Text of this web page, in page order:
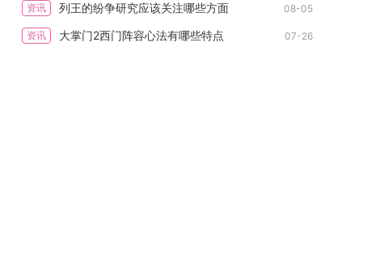
资讯 列王的纷争研究应该关注哪些方面 08-05
资讯 大掌门2西门阵容心法有哪些特点 07-26